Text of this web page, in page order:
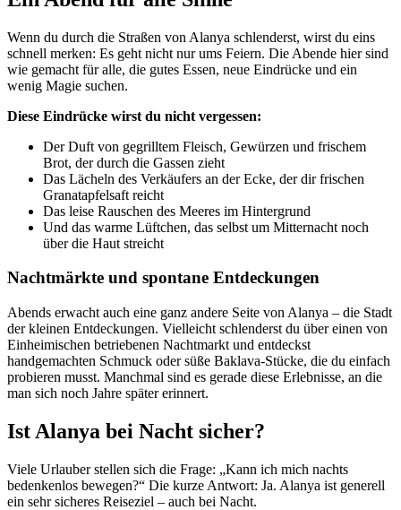
Wenn du durch die Straßen von Alanya schlenderst, wirst du eins
schnell merken: Es geht nicht nur ums Feiern. Die Abende hier sind
wie gemacht für alle, die gutes Essen, neue Eindrücke und ein
wenig Magie suchen.
Diese Eindrücke wirst du nicht vergessen:
Der Duft von gegrilltem Fleisch, Gewürzen und frischem
Brot, der durch die Gassen zieht
Das Lächeln des Verkäufers an der Ecke, der dir frischen
Granatapfelsaft reicht
Das leise Rauschen des Meeres im Hintergrund
Und das warme Lüftchen, das selbst um Mitternacht noch
über die Haut streicht
Nachtmärkte und spontane Entdeckungen
Abends erwacht auch eine ganz andere Seite von Alanya – die Stadt
der kleinen Entdeckungen. Vielleicht schlenderst du über einen von
Einheimischen betriebenen Nachtmarkt und entdeckst
handgemachten Schmuck oder süße Baklava-Stücke, die du einfach
probieren musst. Manchmal sind es gerade diese Erlebnisse, an die
man sich noch Jahre später erinnert.
Ist Alanya bei Nacht sicher?
Viele Urlauber stellen sich die Frage: „Kann ich mich nachts
bedenkenlos bewegen?“ Die kurze Antwort: Ja. Alanya ist generell
ein sehr sicheres Reiseziel – auch bei Nacht.